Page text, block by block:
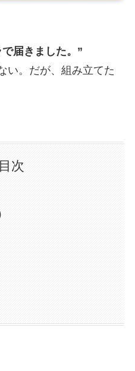
届きました。”
い。だが、組み立てた
目次